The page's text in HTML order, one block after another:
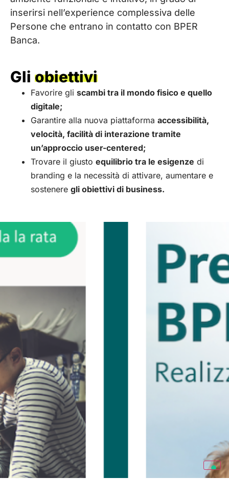
inserirsi nell’experience complessiva delle
Persone che entrano in contatto con BPER
Banca.
Gli obiettivi
Favorire gli scambi tra il mondo fisico e quello
digitale;
Garantire alla nuova piattaforma accessibilità,
velocità, facilità di interazione tramite
un’approccio user-centered;
Trovare il giusto equilibrio tra le esigenze di
branding e la necessità di attivare, aumentare e
sostenere gli obiettivi di business.